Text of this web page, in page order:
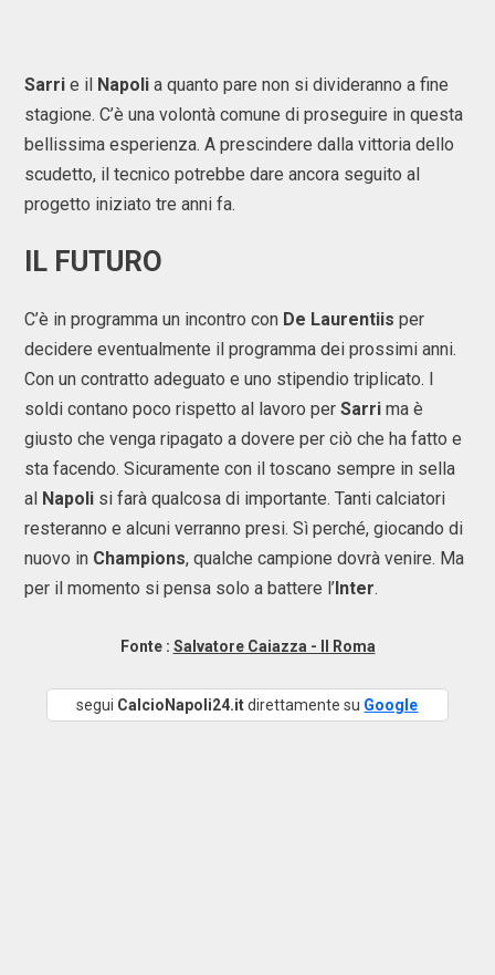
Sarri e il Napoli a quanto pare non si divideranno a fine
stagione. C’è una volontà comune di proseguire in questa
bellissima esperienza. A prescindere dalla vittoria dello
scudetto, il tecnico potrebbe dare ancora seguito al
progetto iniziato tre anni fa.
IL FUTURO
C’è in programma un incontro con De Laurentiis per
decidere eventualmente il programma dei prossimi anni.
Con un contratto adeguato e uno stipendio triplicato. I
soldi contano poco rispetto al lavoro per Sarri ma è
giusto che venga ripagato a dovere per ciò che ha fatto e
sta facendo. Sicuramente con il toscano sempre in sella
al Napoli si farà qualcosa di importante. Tanti calciatori
resteranno e alcuni verranno presi. Sì perché, giocando di
nuovo in Champions, qualche campione dovrà venire. Ma
per il momento si pensa solo a battere l’ Inter.
Fonte : Salvatore Caiazza - Il Roma
segui CalcioNapoli24.itdirettamente su Google